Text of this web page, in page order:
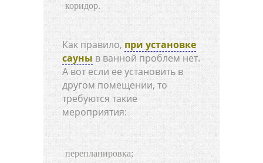
коридор.
Как правило,при установке
сауны в ванной проблем нет.
А вот если ее установить в
другом помещении, то
требуются такие
мероприятия:
перепланировка;